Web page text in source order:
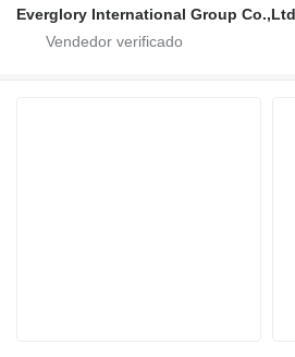
Everglory International Group Co.,Ltd